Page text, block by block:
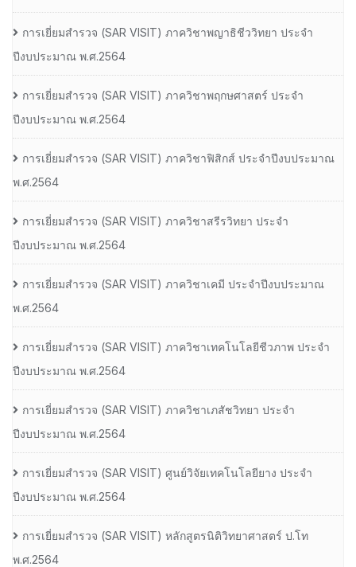
การเยี่ยมสํารวจ (SAR VISIT) ภาควิชาพญาธิชีววิทยา ประจํา
ปีงบประมาณ พ.ศ.2564
การเยี่ยมสํารวจ (SAR VISIT) ภาควิชาพฤกษศาสตร์ ประจํา
ปีงบประมาณ พ.ศ.2564
การเยี่ยมสํารวจ (SAR VISIT) ภาควิชาฟิสิกส์ ประจําปีงบประมาณ
พ.ศ.2564
การเยี่ยมสํารวจ (SAR VISIT) ภาควิชาสรีรวิทยา ประจํา
ปีงบประมาณ พ.ศ.2564
การเยี่ยมสํารวจ (SAR VISIT) ภาควิชาเคมี ประจําปีงบประมาณ
พ.ศ.2564
การเยี่ยมสํารวจ (SAR VISIT) ภาควิชาเทคโนโลยีชีวภาพ ประจํา
ปีงบประมาณ พ.ศ.2564
การเยี่ยมสํารวจ (SAR VISIT) ภาควิชาเภสัชวิทยา ประจํา
ปีงบประมาณ พ.ศ.2564
การเยี่ยมสํารวจ (SAR VISIT) ศูนย์วิจัยเทคโนโลยียาง ประจํา
ปีงบประมาณ พ.ศ.2564
การเยี่ยมสํารวจ (SAR VISIT) หลักสูตรนิติวิทยาศาสตร์ ป.โท
พ.ศ.2564